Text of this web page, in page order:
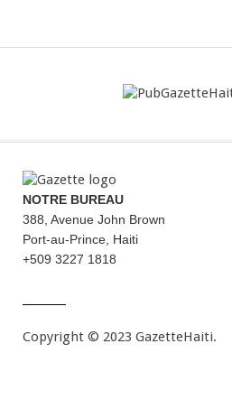
NOTRE BUREAU
388, Avenue John Brown
Port-au-Prince, Haiti
+509 3227 1818
Copyright © 2023 GazetteHaiti.